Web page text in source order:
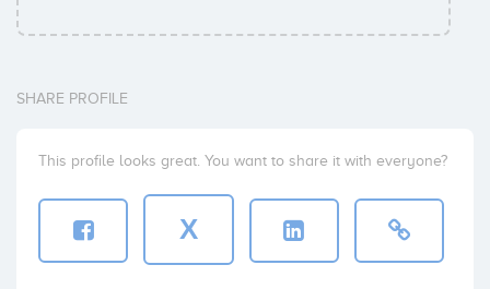
SHARE PROFILE
This profile looks great. You want to share it with everyone?
X